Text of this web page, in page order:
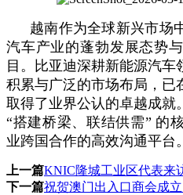
越南作为全球新兴市场
汽车产业的蓬勃发展态势
目。比亚迪深耕新能源汽
积累与广泛的市场布局，已
取得了业界公认的卓越成就
“搭建桥梁、联结供需” 的
业跨国合作的高效沟通平台。
上一篇KNIC隆城工业区代表来
下一篇祝贺澳门出入口商会成